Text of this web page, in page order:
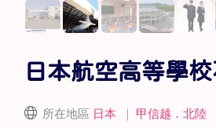
日本航空高等學
所在地區 日本 ｜ 甲信越．北陸